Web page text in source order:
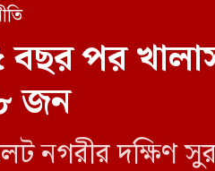
বছর পর
জন
নগরীর দক্ষিণ